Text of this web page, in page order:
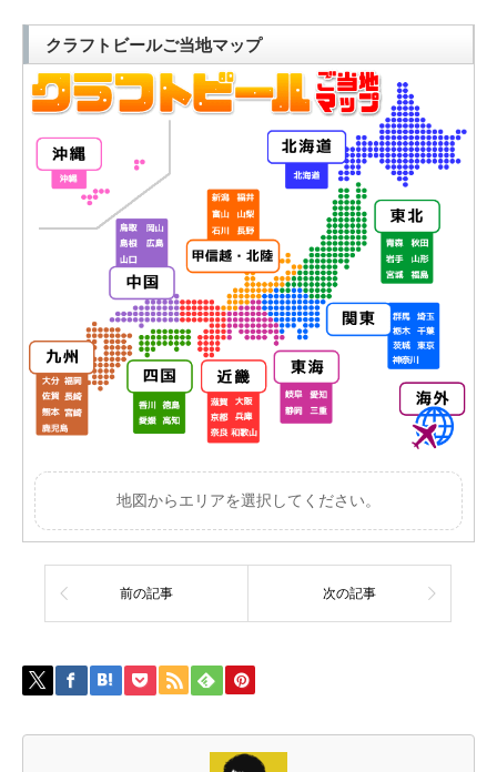
クラフトビールご当地マップ
地図からエリアを選択してください。
前の記事 次の記事